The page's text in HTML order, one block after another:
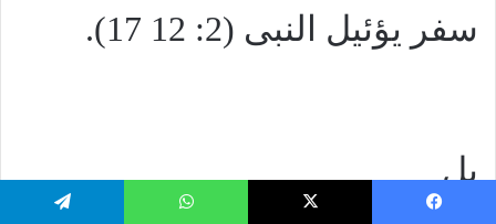
سفر يؤئيل النبى (2: 12 17).
بل